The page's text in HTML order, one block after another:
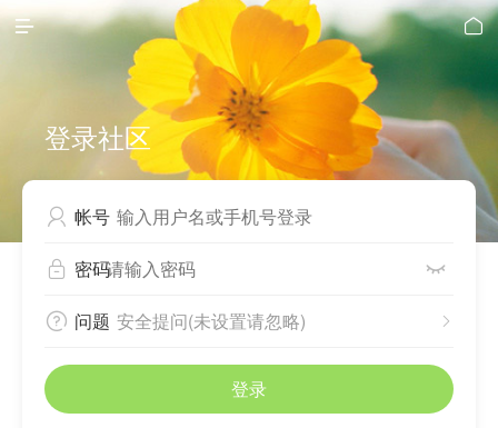
 
登录社区
 帐号
 密码 
 问题 
安全提问(未设置请忽略)
登录